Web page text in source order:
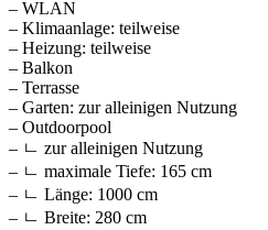
– WLAN
– Klimaanlage: teilweise
– Heizung: teilweise
– Balkon
– Terrasse
– Garten: zur alleinigen Nutzung
– Outdoorpool
– ㄴ zur alleinigen Nutzung
– ㄴ maximale Tiefe: 165 cm
– ㄴ Länge: 1000 cm
– ㄴ Breite: 280 cm